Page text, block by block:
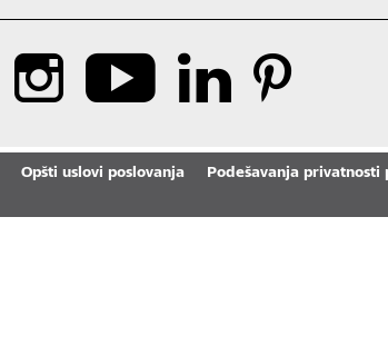
Opšti uslovi poslovanja
Podešavanja privatnosti